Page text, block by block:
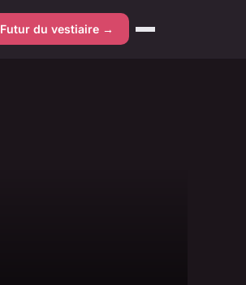
Futur du vestiaire →